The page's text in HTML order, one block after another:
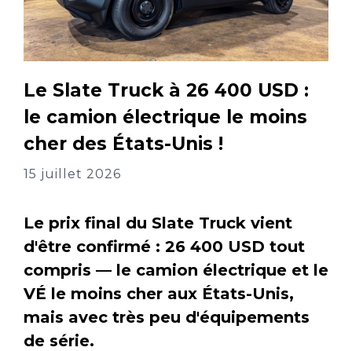
Le Slate Truck à 26 400 USD :
le camion électrique le moins
cher des États-Unis !
15 juillet 2026
Le prix final du Slate Truck vient
d'être confirmé : 26 400 USD tout
compris — le camion électrique et le
VÉ le moins cher aux États-Unis,
mais avec très peu d'équipements
de série.